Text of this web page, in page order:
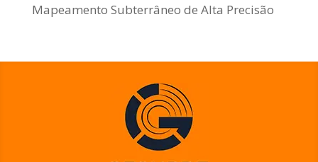
Mapeamento Subterrâneo de Alta Precisão